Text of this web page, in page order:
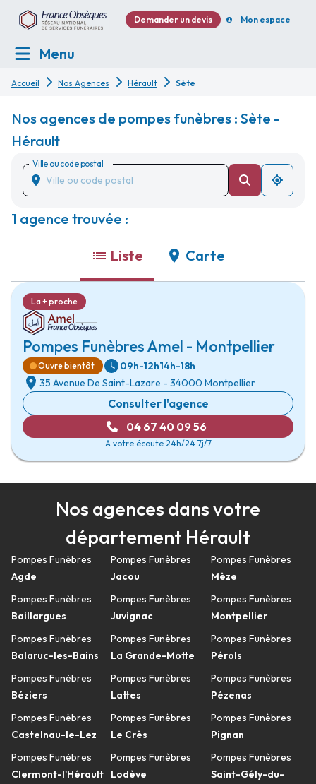
Demander un devis Mon espace
Menu
Accueil Nos Agences Hérault Sète
Nos agences de pompes funèbres : Sète -
Hérault
Ville ou code postal
1 agence trouvée :
Liste Carte
Pompes Funèbres Amel - Montpellier
La + proche
Ouvre bientôt 09h-12h14h-18h
35 Avenue De Saint-Lazare - 34000 Montpellier
Consulter l'agence
04 67 40 09 56
A votre écoute 24h/24 7j/7
Nos agences dans votre
département Hérault
Pompes Funèbres
Agde
Pompes Funèbres
Baillargues
Pompes Funèbres
Balaruc-les-Bains
Pompes Funèbres
Béziers
Pompes Funèbres
Castelnau-le-Lez
Pompes Funèbres
Clermont-l'Hérault
Pompes Funèbres
Jacou
Pompes Funèbres
Juvignac
Pompes Funèbres
La Grande-Motte
Pompes Funèbres
Lattes
Pompes Funèbres
Le Crès
Pompes Funèbres
Lodève
Pompes Funèbres
Mèze
Pompes Funèbres
Montpellier
Pompes Funèbres
Pérols
Pompes Funèbres
Pézenas
Pompes Funèbres
Pignan
Pompes Funèbres
Saint-Gély-du-